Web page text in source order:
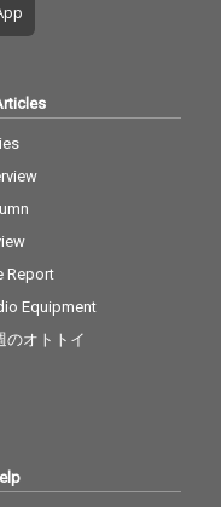
Report
Equipment
のオトトイ